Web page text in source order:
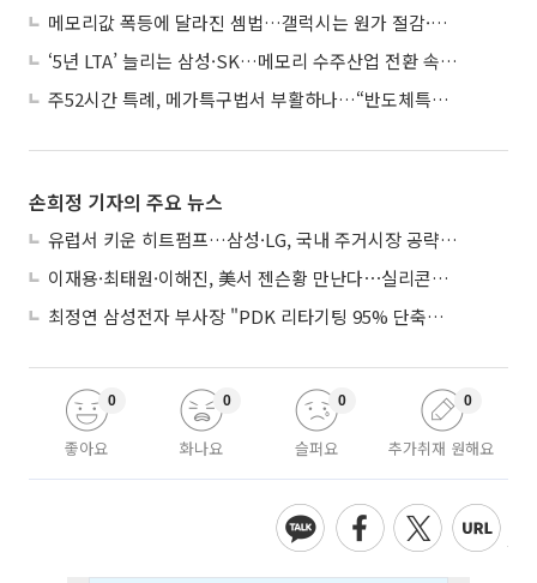
메모리값 폭등에 달라진 셈법…갤럭시는 원가 절감·아이폰은 서비스 확대
‘5년 LTA’ 늘리는 삼성·SK…메모리 수주산업 전환 속 다른 셈법
주52시간 특례, 메가특구법서 부활하나…“반도체특별법 담겨야”
손희정 기자의 주요 뉴스
유럽서 키운 히트펌프…삼성·LG, 국내 주거시장 공략 ‘속도’
이재용·최태원·이해진, 美서 젠슨황 만난다⋯실리콘밸리 집결하는 AI리더
최정연 삼성전자 부사장 "PDK 리타기팅 95% 단축…에이전트 AI 시범 활용"
좋아요
0
화나요
0
슬퍼요
0
추가취재 원해요
0